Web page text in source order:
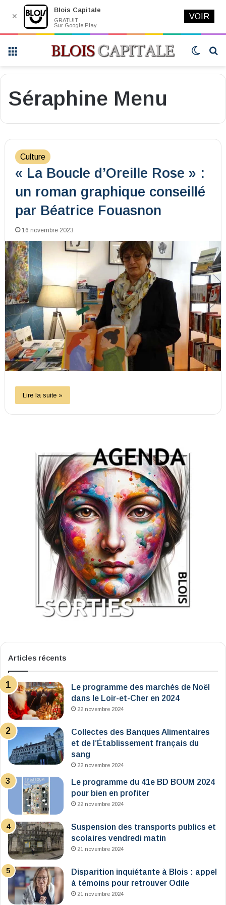
Switch
Séraphine Menu
Culture
« La Boucle d’Oreille Rose » :
un roman graphique conseillé
par Béatrice Fouasnon
16 novembre 2023
Lire la suite »
Articles récents
Le programme des marchés de Noël
dans le Loir-et-Cher en 2024
22 novembre 2024
Collectes des Banques Alimentaires
et de l’Établissement français du
sang
22 novembre 2024
Le programme du 41e BD BOUM 2024
pour bien en profiter
22 novembre 2024
Suspension des transports publics et
scolaires vendredi matin
21 novembre 2024
Disparition inquiétante à Blois : appel
à témoins pour retrouver Odile
21 novembre 2024
✕
Blois Capitale
GRATUIT
Sur Google Play
VOIR